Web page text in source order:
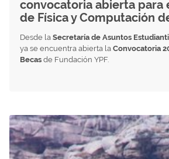
convocatoria abierta para
de Física y Computación
Desde la Secretaría de Asuntos
ya se encuentra abierta la Convocatoria
Becas de Fundación YPF.